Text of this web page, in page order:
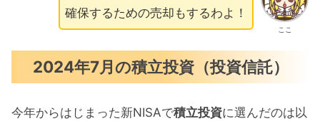
ここ
確保するための売却もするわよ！
2024年7月の積立投資（投資信託）
今年からはじまった新NISAで積立投資に選んだのは以